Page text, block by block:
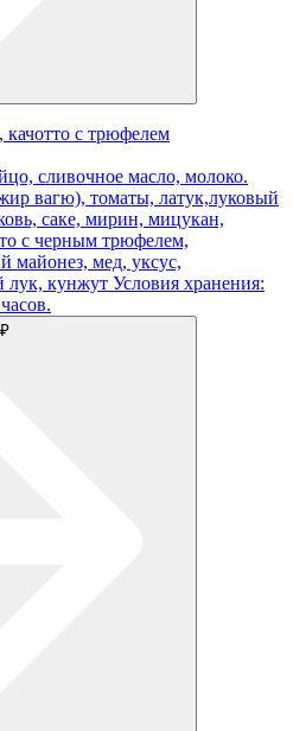
с трюфелем
сливочное масло, молоко.
вагю), томаты, латук,луковый
саке, мирин, мицукан,
с черным трюфелем,
майонез, мед, уксус,
кунжут Условия хранения: